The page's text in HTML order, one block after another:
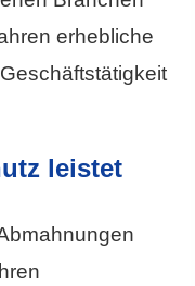
erhebliche
leistet